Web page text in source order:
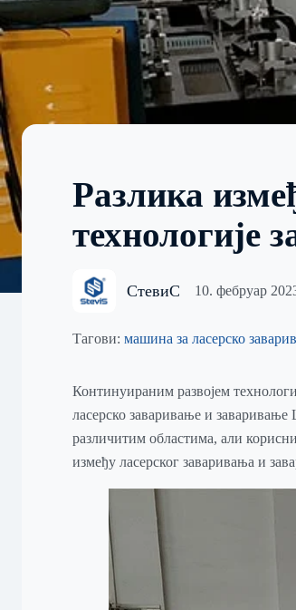
Разлика
технологије
СтевиС 10. фебруар
Тагови: машина за ласерско
Континуираним развојем
ласерско заваривање и
различитим областима, али
између ласерског заваривања и